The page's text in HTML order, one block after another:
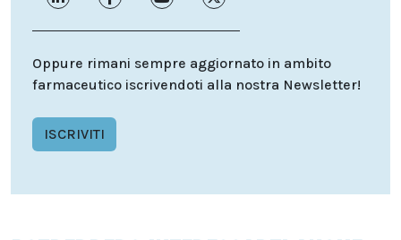
Oppure rimani sempre aggiornato in ambito
farmaceutico iscrivendoti alla nostra Newsletter!
ISCRIVITI